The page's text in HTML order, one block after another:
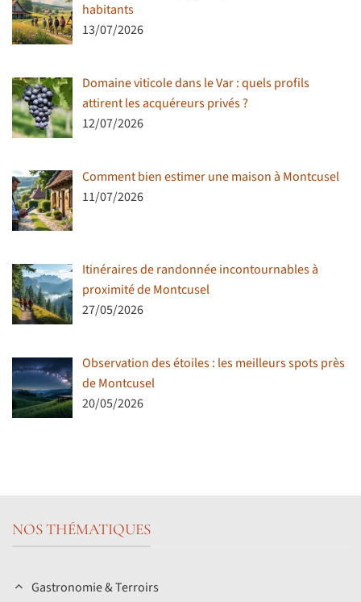
habitants
13/07/2026
Domaine viticole dans le Var : quels profils
attirent les acquéreurs privés ?
12/07/2026
Comment bien estimer une maison à Montcusel
11/07/2026
Itinéraires de randonnée incontournables à
proximité de Montcusel
27/05/2026
Observation des étoiles : les meilleurs spots près
de Montcusel
20/05/2026
NOS THÉMATIQUES
Gastronomie & Terroirs